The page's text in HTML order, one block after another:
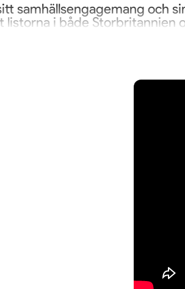
samhällsengagemang och
i både Storbritannien
bli en av nästa års stora